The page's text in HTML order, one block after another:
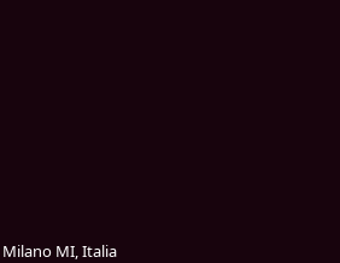
Milano MI, Italia